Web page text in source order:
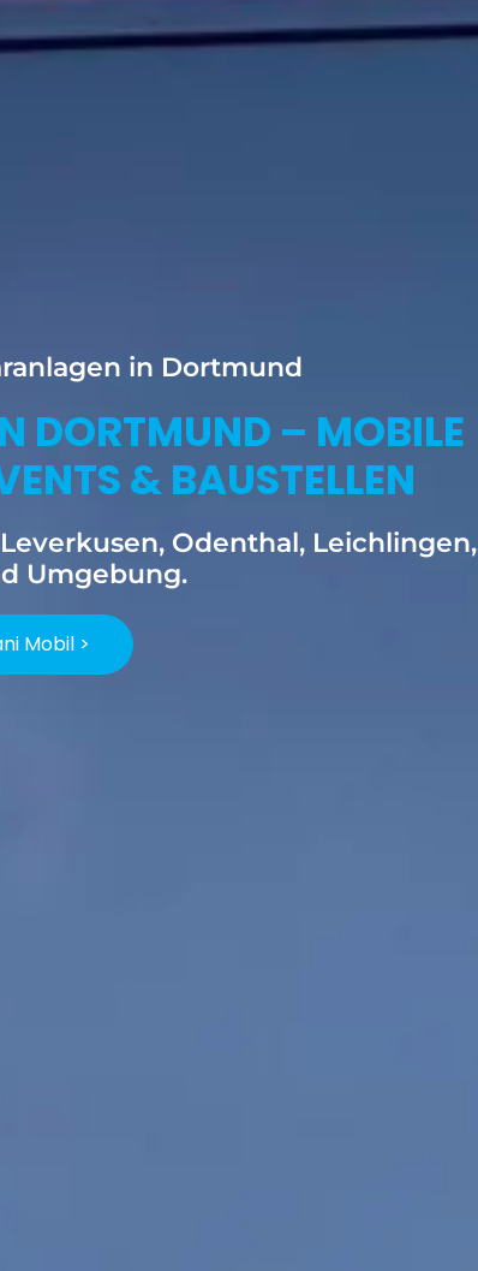
in Dortmund
DORTMUND – MOBILE
& BAUSTELLEN
Odenthal, Leichlingen,
Umgebung.
Mobil >